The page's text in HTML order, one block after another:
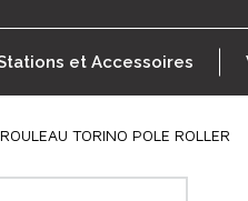
et Accessoires
ROULEAU TORINO POLE ROLLER